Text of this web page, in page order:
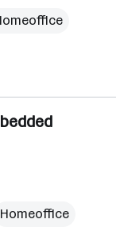
Homeoffice